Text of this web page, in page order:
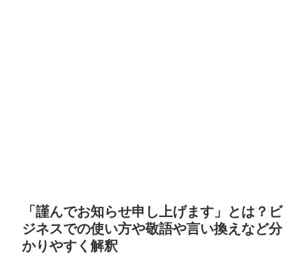
「謹んでお知らせ申し上げます」とは？ビ
ジネスでの使い方や敬語や言い換えなど分
かりやすく解釈